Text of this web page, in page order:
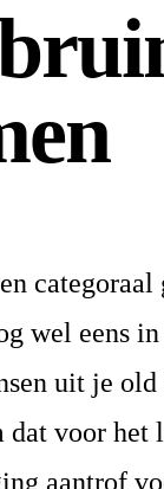
categoraal
wel eens
uit je old
voor het
aantrof